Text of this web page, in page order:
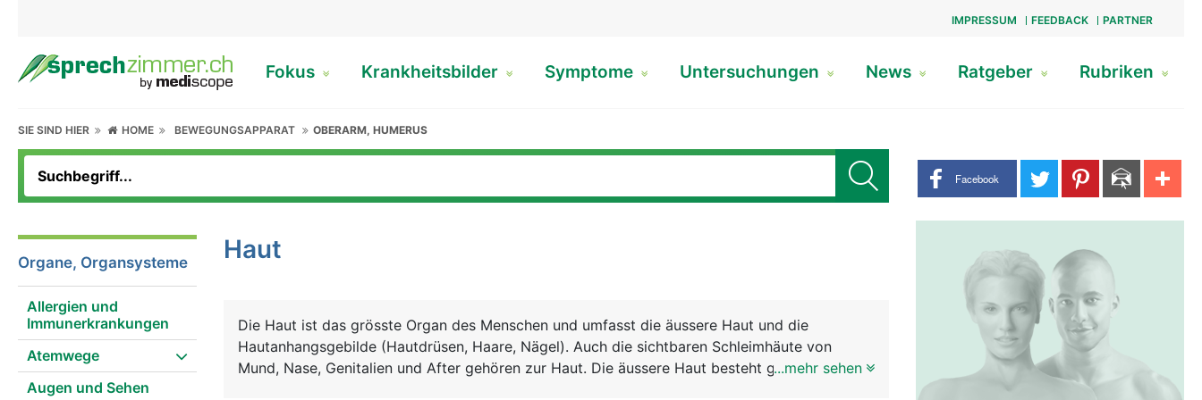
IMPRESSUM FEEDBACK PARTNER
Fokus Krankheitsbilder Symptome Untersuchungen News Ratgeber Rubriken
SIE SIND HIER HOME BEWEGUNGSAPPARAT OBERARM, HUMERUS
Share buttons
Facebook
Organe, Organsysteme
Allergien und
Immunerkrankungen
Atemwege
Augen und Sehen
Haut
Die Haut ist das grösste Organ des Menschen und umfasst die äussere Haut und die
Hautanhangsgebilde (Hautdrüsen, Haare, Nägel). Auch die sichtbaren Schleimhäute von
Mund, Nase, Genitalien und After gehören zur Haut. Die äussere Haut besteht grob aus drei
...mehr sehen